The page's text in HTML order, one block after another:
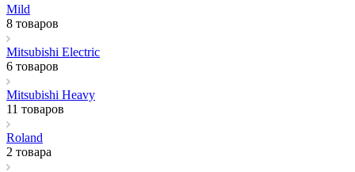
Mild
8 товаров
Mitsubishi Electric
6 товаров
Mitsubishi Heavy
11 товаров
Roland
2 товара